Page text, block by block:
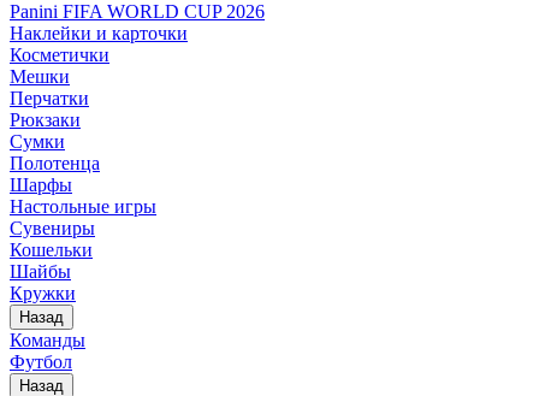
Panini FIFA WORLD CUP 2026
Наклейки и карточки
Косметички
Мешки
Перчатки
Рюкзаки
Сумки
Полотенца
Шарфы
Настольные игры
Сувениры
Кошельки
Шайбы
Кружки
Назад
Команды
Футбол
Назад